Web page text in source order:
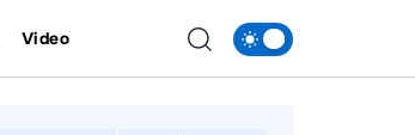
Video